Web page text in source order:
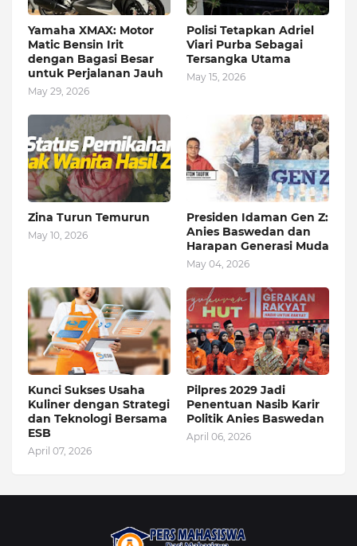
Yamaha XMAX: Motor
Matic Bensin Irit
dengan Bagasi Besar
untuk Perjalanan Jauh
May 29, 2026
Polisi Tetapkan Adriel
Viari Purba Sebagai
Tersangka Utama
May 15, 2026
Zina Turun Temurun
May 10, 2026
Presiden Idaman Gen Z:
Anies Baswedan dan
Harapan Generasi Muda
May 04, 2026
Kunci Sukses Usaha
Kuliner dengan Strategi
dan Teknologi Bersama
ESB
April 07, 2026
Pilpres 2029 Jadi
Penentuan Nasib Karir
Politik Anies Baswedan
April 06, 2026